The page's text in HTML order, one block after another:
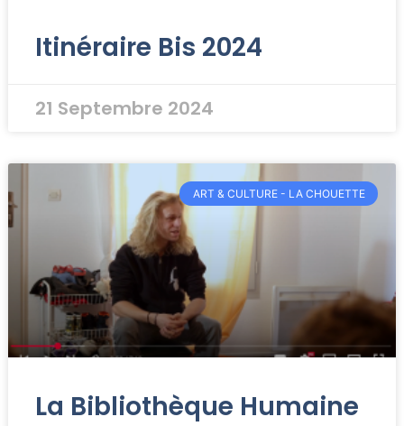
Itinéraire Bis 2024
21 Septembre 2024
ART & CULTURE - LA CHOUETTE
La Bibliothèque Humaine